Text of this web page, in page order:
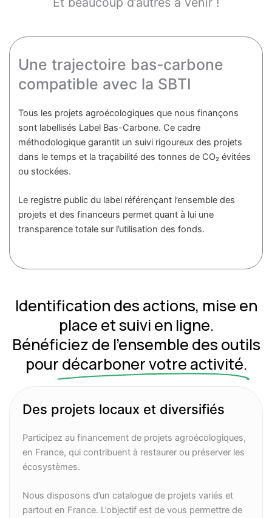
Une trajectoire bas-carbone
compatible avec la SBTI
Tous les projets agroécologiques que nous finançons
sont labellisés Label Bas-Carbone. Ce cadre
méthodologique garantit un suivi rigoureux des projets
dans le temps et la traçabilité des tonnes de CO₂ évitées
ou stockées.
Le registre public du label référençant l’ensemble des
projets et des financeurs permet quant à lui une
transparence totale sur l’utilisation des fonds.
Identification des actions, mise en
place et suivi en ligne.
Bénéficiez de l’ensemble des outils
pour décarboner votre activité.
Des projets locaux et diversifiés
Participez au financement de projets agroécologiques,
en France, qui contribuent à restaurer ou préserver les
écosystèmes.
Nous disposons d’un catalogue de projets variés et
partout en France. L’objectif est de vous permettre de